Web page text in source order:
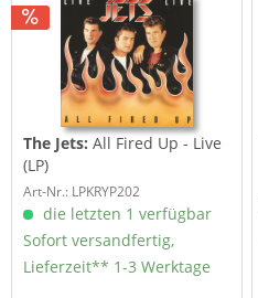
The Jets: All Fired Up - Live
(LP)
Art-Nr.: LPKRYP202
die letzten 1 verfügbar
Sofort versandfertig,
Lieferzeit** 1-3 Werktage